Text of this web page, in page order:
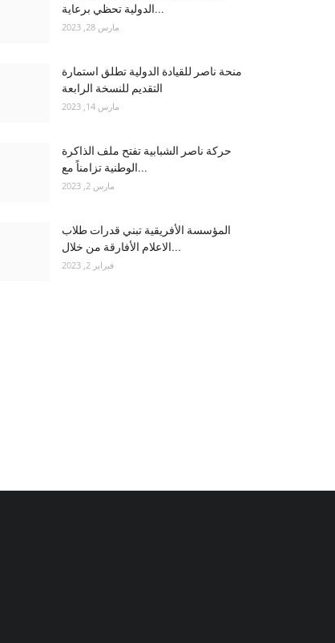
الدولية تحظي برعاية...
مارس 28, 2023
منحة ناصر للقيادة الدولية تطلق استمارة
التقديم للنسخة الرابعة
مارس 14, 2023
حركة ناصر الشبابية تفتح ملف الذاكرة
الوطنية تزامناً مع...
مارس 2, 2023
المؤسسة الأفريقية تبني قدرات طلاب
الاعلام الأفارقة من خلال...
فبراير 2, 2023